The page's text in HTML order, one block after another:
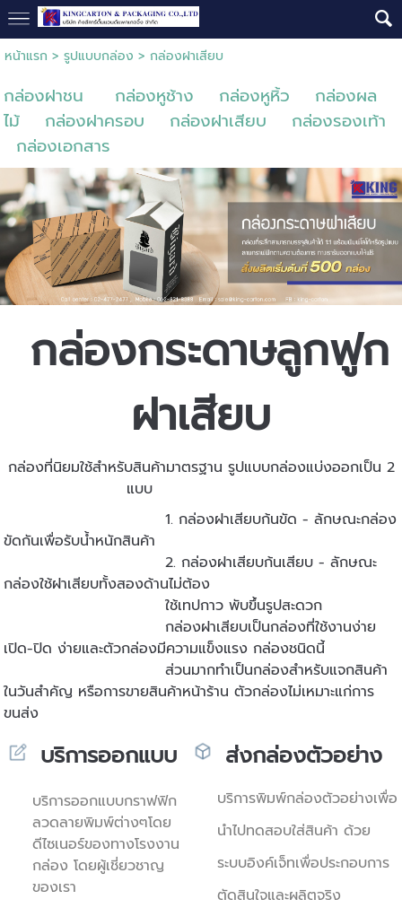
หน้าแรก > รูปแบบกล่อง > กล่องฝาเสียบ
กล่องฝาชน กล่องหูช้าง กล่องหูหิ้ว
กล่องผล
ไม้
กล่องฝาครอบ กล่องฝาเสียบ
กล่องรองเท้า
กล่องเอกสาร
กล่องกระดาษลูกฟูก
ฝาเสียบ
กล่องที่นิยมใช้สำหรับสินค้ามาตรฐาน รูปแบบกล่องแบ่งออกเป็น 2
แบบ
1. กล่องฝาเสียบก้นขัด - ลักษณะกล่อง
ขัดกันเพื่อรับน้ำหนักสินค้า
2. กล่องฝาเสียบก้นเสียบ - ลักษณะ
กล่องใช้ฝาเสียบทั้งสองด้านไม่ต้อง
ใช้เทปกาว พับขึ้นรูปสะดวก
กล่องฝาเสียบเป็นกล่องที่ใช้งานง่าย
เปิด-ปิด ง่ายและตัวกล่องมีความแข็งแรง กล่องชนิดนี้
ส่วนมากทำเป็นกล่องสำหรับแจกสินค้า
ในวันสำคัญ หรือการขายสินค้าหน้าร้าน ตัวกล่องไม่เหมาะแก่การ
ขนส่ง
บริการออกแบบ ส่งกล่องตัวอย่าง
บริการออกแบบกราฟฟิก
ลวดลายพิมพ์ต่างๆโดย
ดีไซเนอร์ของทางโรงงาน
กล่อง โดยผู้เชี่ยวชาญ
ของเรา
บริการพิมพ์กล่องตัวอย่างเพื่อ
นำไปทดสอบใส่สินค้า ด้วย
ระบบอิงค์เจ็ทเพื่อประกอบการ
ตัดสินใจและผลิตจริง